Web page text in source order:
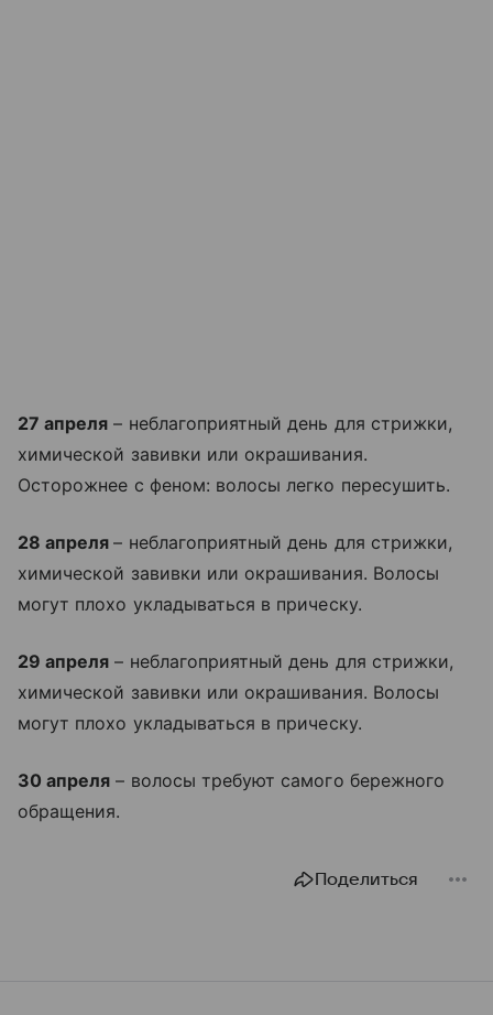
27 апреля – неблагоприятный день для стрижки,
химической завивки или окрашивания.
Осторожнее с феном: волосы легко пересушить.
28 апреля– неблагоприятный день для стрижки,
химической завивки или окрашивания. Волосы
могут плохо укладываться в прическу.
29 апреля – неблагоприятный день для стрижки,
химической завивки или окрашивания. Волосы
могут плохо укладываться в прическу.
30 апреля – волосы требуют самого бережного
обращения.
Поделиться